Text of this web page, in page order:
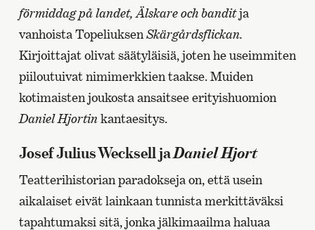
förmiddag på landet, Älskare och banditja
vanhoista Topeliuksen Skärgårdsflickan.
Kirjoittajat olivat säätyläisiä, joten he useimmiten
piiloutuivat nimimerkkien taakse. Muiden
kotimaisten joukosta ansaitsee erityishuomion
Daniel Hjortinkantaesitys.
Josef Julius Wecksell jaDaniel Hjort
Teatterihistorian paradokseja on, että usein
aikalaiset eivät lainkaan tunnista merkittäväksi
tapahtumaksi sitä, jonka jälkimaailma haluaa